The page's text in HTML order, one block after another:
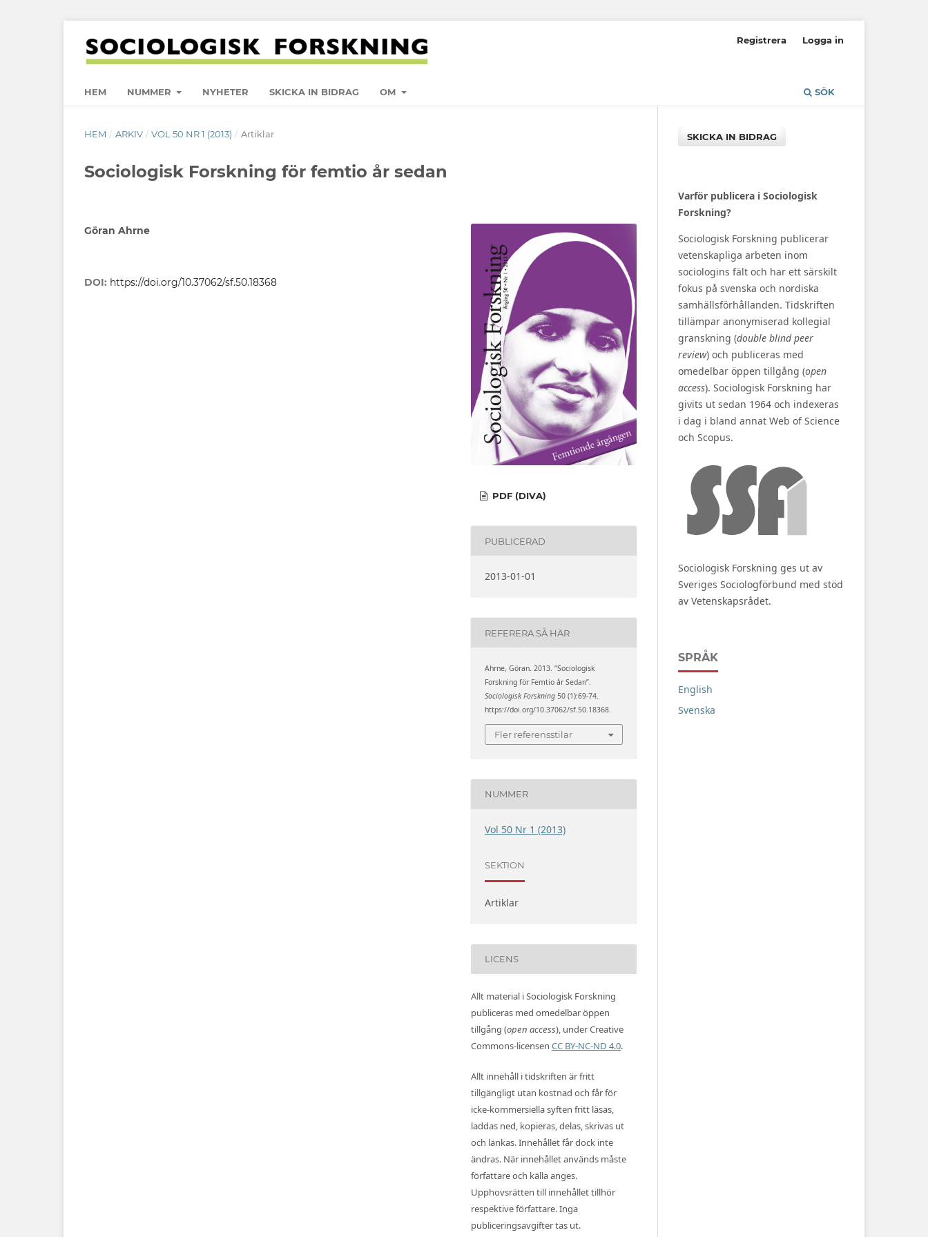
HEM NUMMER NYHETER SKICKA IN BIDRAG OM SÖK
Registrera Logga in
HEM / ARKIV / VOL 50 NR 1 (2013) / Artiklar
Sociologisk Forskning för femtio år sedan
Göran Ahrne
DOI: https://doi.org/10.37062/sf.50.18368
PDF (DIVA)
PUBLICERAD
2013-01-01
REFERERA SÅ HÄR
Ahrne, Göran. 2013. ”Sociologisk
Forskning för Femtio år Sedan”.
Sociologisk Forskning 50 (1):69-74.
https://doi.org/10.37062/sf.50.18368.
Fler referensstilar
NUMMER
Vol 50 Nr 1 (2013)
SEKTION
Artiklar
LICENS
Allt material i Sociologisk Forskning
publiceras med omedelbar öppen
tillgång (open access), under Creative
Commons-licensen CC BY-NC-ND 4.0.
Allt innehåll i tidskriften är fritt
tillgängligt utan kostnad och får för
icke-kommersiella syften fritt läsas,
laddas ned, kopieras, delas, skrivas ut
och länkas. Innehållet får dock inte
ändras. När innehållet används måste
författare och källa anges.
Upphovsrätten till innehållet tillhör
respektive författare. Inga
publiceringsavgifter tas ut.
SKICKA IN BIDRAG
Varför publicera i Sociologisk
Forskning?
Sociologisk Forskning publicerar
vetenskapliga arbeten inom
sociologins fält och har ett särskilt
fokus på svenska och nordiska
samhällsförhållanden. Tidskriften
tillämpar anonymiserad kollegial
granskning (double blind peer
review) och publiceras med
omedelbar öppen tillgång (open
access). Sociologisk Forskning har
givits ut sedan 1964 och indexeras
i dag i bland annat Web of Science
och Scopus.
Sociologisk Forskning ges ut av
Sveriges Sociologförbund med stöd
av Vetenskapsrådet.
SPRÅK
English
Svenska